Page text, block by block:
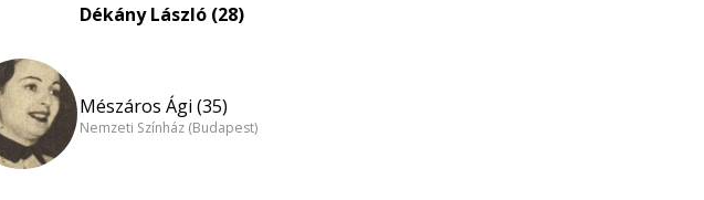
Dékány László (28)
Mészáros Ági (35)
Nemzeti Színház (Budapest)